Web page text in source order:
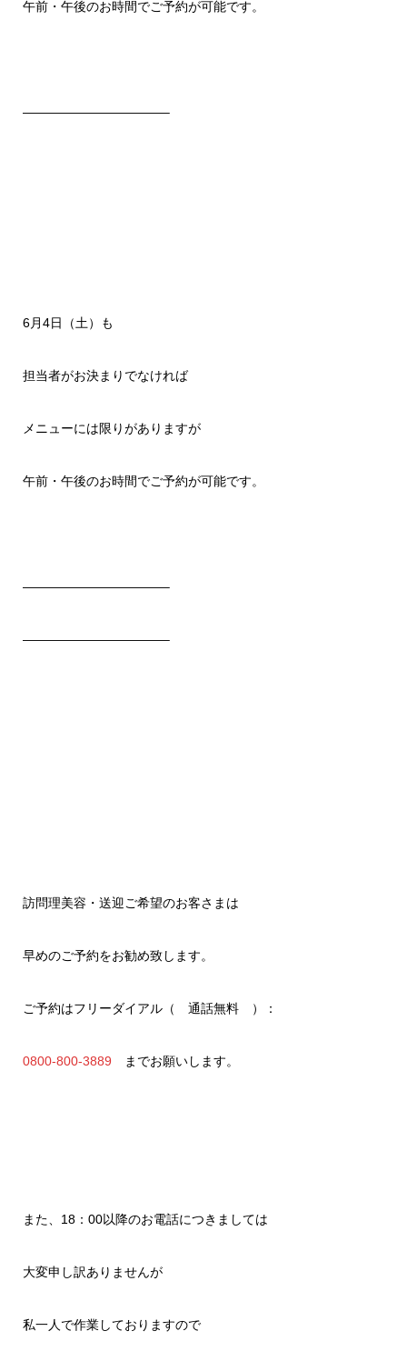
午前・午後のお時間でご予約が可能です。
———————————–
6月4日（土）も
担当者がお決まりでなければ
メニューには限りがありますが
午前・午後のお時間でご予約が可能です。
———————————–
———————————–
訪問理美容・送迎ご希望のお客さまは
早めのご予約をお勧め致します。
ご予約はフリーダイアル（ 通話無料 ）：
0800-800-3889 までお願いします。
また、18：00以降のお電話につきましては
大変申し訳ありませんが
私一人で作業しておりますので